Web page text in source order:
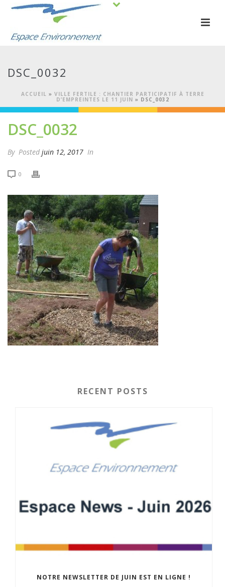
DSC_0032
ACCUEIL » VILLE FERTILE : CHANTIER PARTICIPATIF À TERRE
D’EMPREINTES LE 11 JUIN » DSC_0032
DSC_0032
By Posted juin 12, 2017 In
0
RECENT POSTS
NOTRE NEWSLETTER DE JUIN EST EN LIGNE !